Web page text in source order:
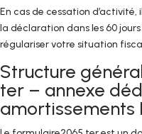
En cas de cessation
la déclaration dans les 60
régulariser votre situation
Structure
ter – annexe
amortissements